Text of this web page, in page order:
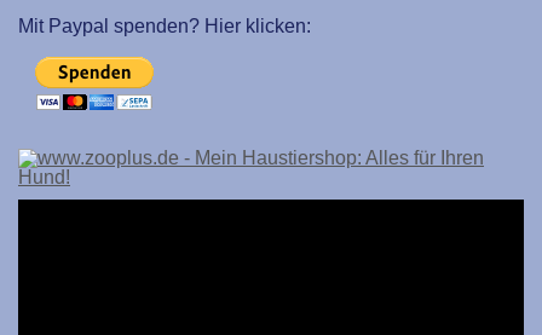
Mit Paypal spenden? Hier klicken: